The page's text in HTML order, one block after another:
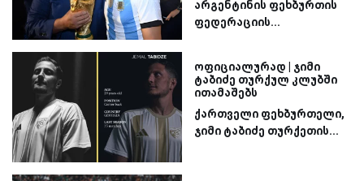
არგენტინის ფეხბურთის
ფედერაციის...
ოფიციალურად | ჯიმი
ტაბიძე თურქულ კლუბში
ითამაშებს
ქართველი ფეხბურთელი,
ჯიმი ტაბიძე თურქეთის...